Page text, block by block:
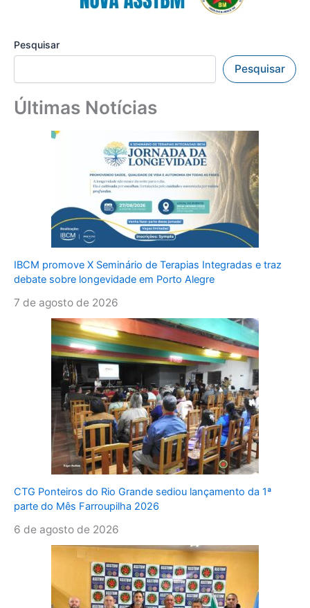
Pesquisar
Pesquisar
Últimas Notícias
IBCM promove X Seminário de Terapias Integradas e traz
debate sobre longevidade em Porto Alegre
7 de agosto de 2026
CTG Ponteiros do Rio Grande sediou lançamento da 1ª
parte do Mês Farroupilha 2026
6 de agosto de 2026